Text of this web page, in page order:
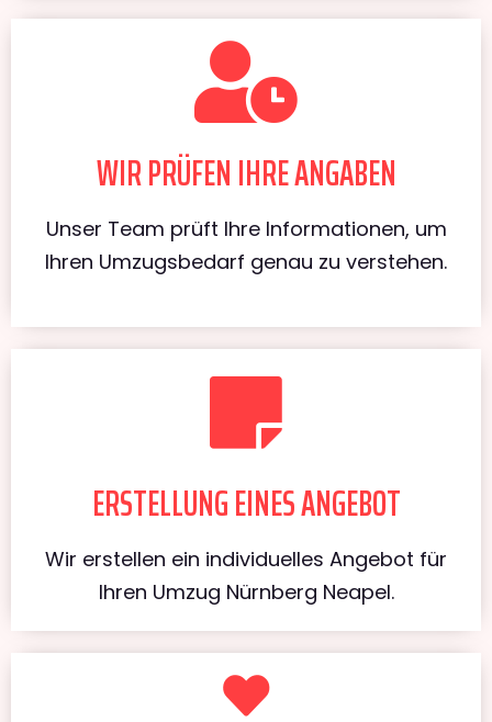
WIR PRÜFEN IHRE ANGABEN
Unser Team prüft Ihre Informationen, um
Ihren Umzugsbedarf genau zu verstehen.
ERSTELLUNG EINES ANGEBOT
Wir erstellen ein individuelles Angebot für
Ihren Umzug Nürnberg Neapel.